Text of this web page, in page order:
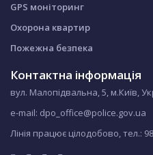
GPS моніторинг
Охорона квартир
Пожежна безпека
Контактна інформація
вул. Малопідвальна, 5, м.Київ,
e-mail: dpo_office@police.gov.ua
Лінія працює цілодобово, тел.: